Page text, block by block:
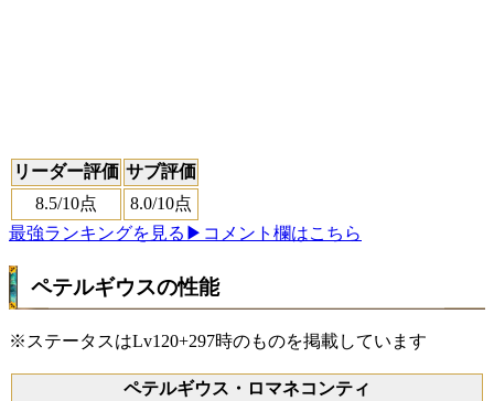
リーダー評価 サブ評価
8.5/10点 8.0/10点
最強ランキングを見る ▶コメント欄はこちら
ペテルギウスの性能
※ステータスはLv120+297時のものを掲載しています
ペテルギウス・ロマネコンティ